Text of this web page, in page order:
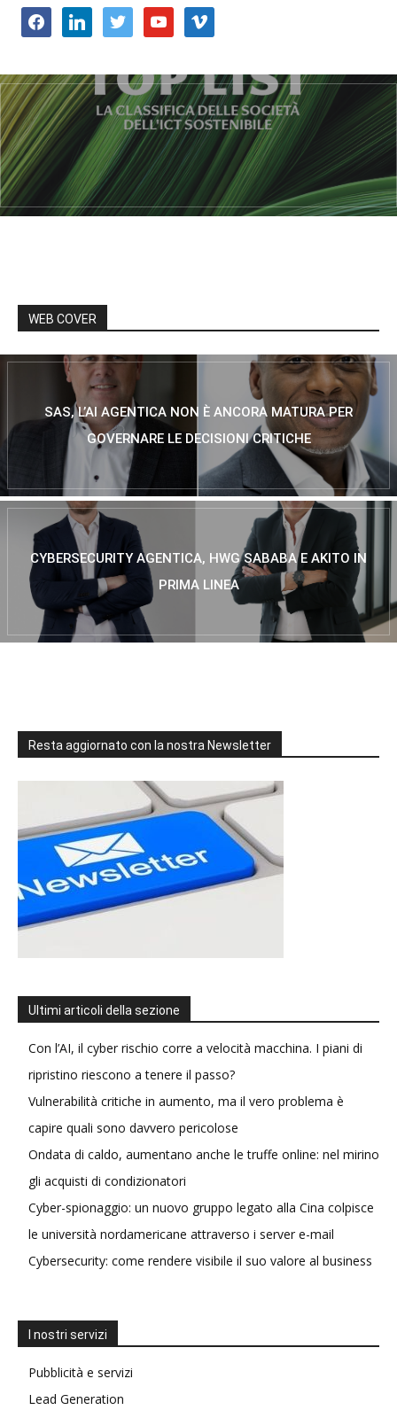
facebooklinkedin twitter youtube vimeo
WEB COVER
SAS, L’AI AGENTICA NON È ANCORA MATURA PER
GOVERNARE LE DECISIONI CRITICHE
CYBERSECURITY AGENTICA, HWG SABABA E AKITO IN
PRIMA LINEA
Resta aggiornato con la nostra Newsletter
Ultimi articoli della sezione
Con l’AI, il cyber rischio corre a velocità macchina. I piani di
ripristino riescono a tenere il passo?
Vulnerabilità critiche in aumento, ma il vero problema è
capire quali sono davvero pericolose
Ondata di caldo, aumentano anche le truffe online: nel mirino
gli acquisti di condizionatori
Cyber-spionaggio: un nuovo gruppo legato alla Cina colpisce
le università nordamericane attraverso i server e-mail
Cybersecurity: come rendere visibile il suo valore al business
I nostri servizi
Pubblicità e servizi
Lead Generation